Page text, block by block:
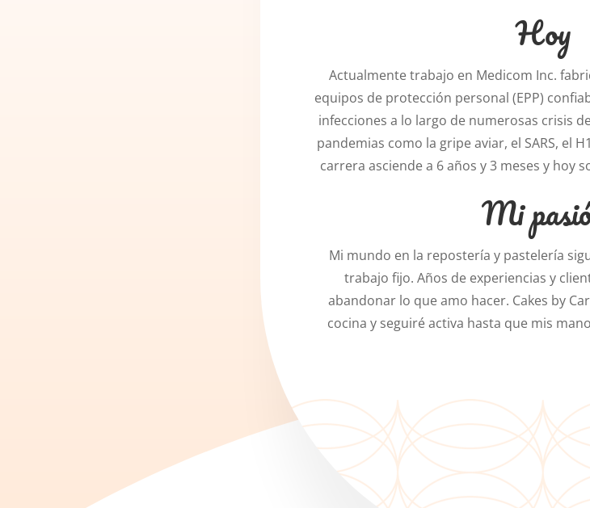
Hoy
Actualmente trabajo en Medicom Inc.
equipos de protección personal (EPP)
infecciones a lo largo de numerosas crisis
pandemias como la gripe aviar, el SARS, el
carrera asciende a 6 años y 3 meses y hoy
Mi
Mi mundo en la repostería y pastelería
trabajo fijo. Años de experiencias y
abandonar lo que amo hacer. Cakes by
cocina y seguiré activa hasta que mis